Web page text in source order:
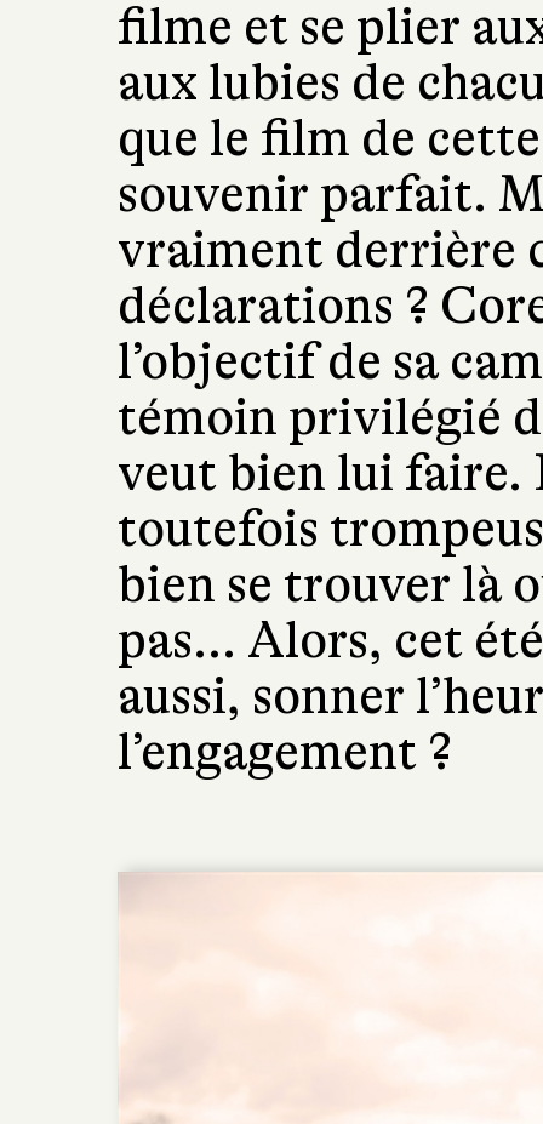
filme et se plier
aux lubies de
que le film de
souvenir parfait.
vraiment derrière
déclarations ?
l’objectif de sa
témoin privilégié
veut bien lui faire.
toutefois
bien se trouver là
pas... Alors, cet
aussi, sonner
l’engagement ?